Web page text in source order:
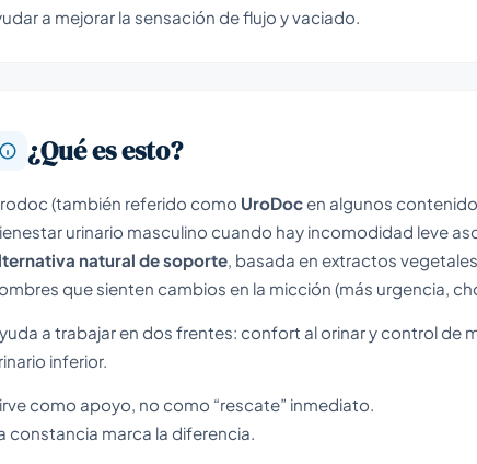
a mejorar la sensación de flujo y vaciado.
¿Qué es esto?
(también referido como UroDocen algunos
urinario masculino cuando hay incomodidad leve
natural de soporte , basada en extractos
que sienten cambios en la micción (más urgencia,
a trabajar en dos frentes: confort al orinar y control de
inferior.
como apoyo, no como “rescate” inmediato.
constancia marca la diferencia.